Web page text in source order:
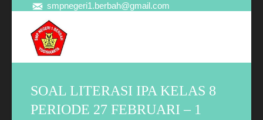
smpnegeri1.berbah@gmail.com
SOAL LITERASI IPA KELAS 8
PERIODE 27 FEBRUARI – 1